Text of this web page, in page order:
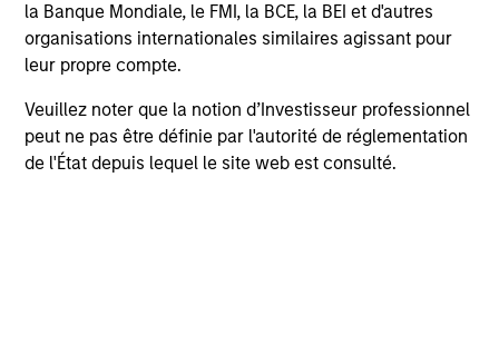
la Banque Mondiale, le FMI, la BCE, la BEI et d'autres
organisations internationales similaires agissant pour
leur propre compte.
Veuillez noter que la notion d’Investisseur professionnel
peut ne pas être définie par l'autorité de réglementation
de l'État depuis lequel le site web est consulté.
Tax Character of
Distributions